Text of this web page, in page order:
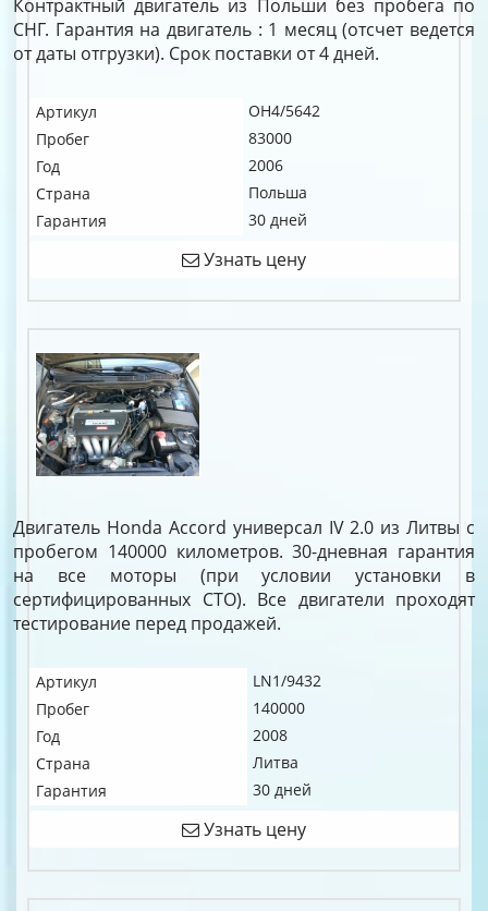
Контрактный двигатель из Польши без пробега по
СНГ. Гарантия на двигатель : 1 месяц (отсчет ведется
от даты отгрузки). Срок поставки от 4 дней.
Артикул
OH4/5642
Пробег
83000
Год
2006
Страна
Польша
Гарантия
30 дней
Узнать цену
Двигатель Honda Accord универсал IV 2.0 из Литвы с
пробегом 140000 километров. 30-дневная гарантия
на все моторы (при условии установки в
сертифицированных СТО). Все двигатели проходят
тестирование перед продажей.
Артикул
LN1/9432
Пробег
140000
Год
2008
Страна
Литва
Гарантия
30 дней
Узнать цену